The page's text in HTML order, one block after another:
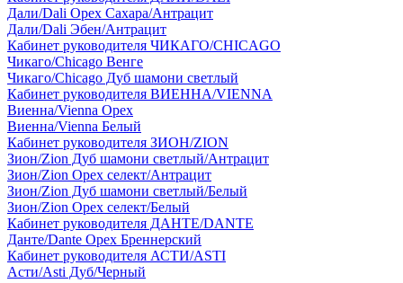
Дали/Dali Орех Cахара/Антрацит
Дали/Dali Эбен/Антрацит
Кабинет руководителя ЧИКАГО/CHICAGO
Чикаго/Chicago Венге
Чикаго/Chicago Дуб шамони светлый
Кабинет руководителя ВИЕННА/VIENNA
Виенна/Vienna Орех
Виенна/Vienna Белый
Кабинет руководителя ЗИОН/ZION
Зион/Zion Дуб шамони светлый/Антрацит
Зион/Zion Орех селект/Антрацит
Зион/Zion Дуб шамони светлый/Белый
Зион/Zion Орех селект/Белый
Кабинет руководителя ДАНТЕ/DANTE
Данте/Dante Орех Бреннерский
Кабинет руководителя АСТИ/ASTI
Асти/Asti Дуб/Черный